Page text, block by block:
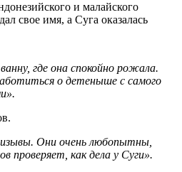
и малайского
свое имя, а Суга оказалась
где она спокойно рожала.
о детеныше с самого
Они очень любопытны,
проверяет, как дела у Суги».